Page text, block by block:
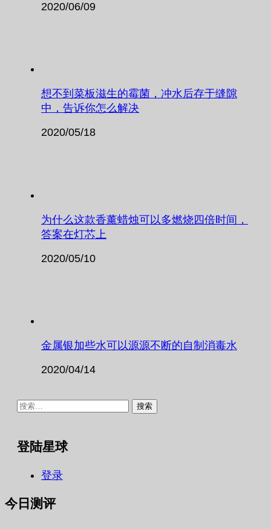
2020/06/09
想不到菜板滋生的霉菌，冲水后存于缝隙
中，告诉你怎么解决
2020/05/18
为什么这款香薰蜡烛可以多燃烧四倍时间，
答案在灯芯上
2020/05/10
金属银加些水可以源源不断的自制消毒水
2020/04/14
搜
登陆星球
登录
今日测评